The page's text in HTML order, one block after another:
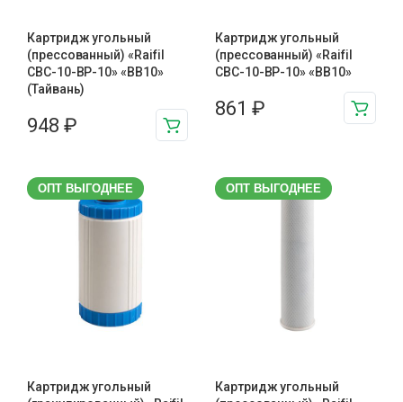
Картридж угольный
(прессованный) «Raifil
CBC-10-BP-10» «BB10»
(Тайвань)
948 ₽
Картридж угольный
(прессованный) «Raifil
CBC-10-BP-10» «BB10»
861 ₽
ОПТ ВЫГОДНЕЕ
Картридж угольный
ОПТ ВЫГОДНЕЕ
Картридж угольный